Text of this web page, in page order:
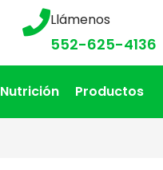
Llámenos
552-625-4136
Nutrición Productos